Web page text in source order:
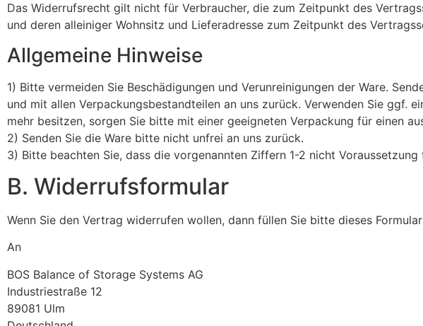
Das Widerrufsrecht gilt nicht für Verbraucher, die zum Zeitpunkt des
und deren alleiniger Wohnsitz und Lieferadresse zum Zeitpunkt des
Allgemeine Hinweise
1) Bitte vermeiden Sie Beschädigungen und Verunreinigungen der Ware.
und mit allen Verpackungsbestandteilen an uns zurück. Verwenden Sie ggf.
mehr besitzen, sorgen Sie bitte mit einer geeigneten Verpackung für einen
2) Senden Sie die Ware bitte nicht unfrei an uns zurück.
3) Bitte beachten Sie, dass die vorgenannten Ziffern 1-2 nicht
B. Widerrufsformular
Wenn Sie den Vertrag widerrufen wollen, dann füllen Sie bitte dieses
An
BOS Balance of Storage Systems AG
Industriestraße 12
89081 Ulm